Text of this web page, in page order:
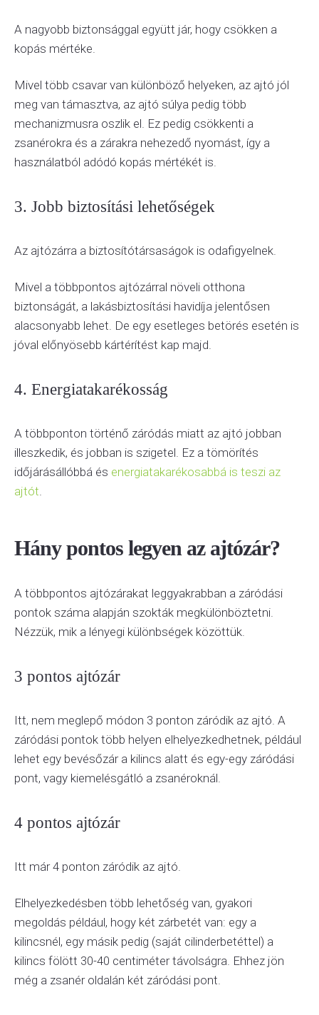
A nagyobb biztonsággal együtt jár, hogy csökken a
kopás mértéke.
Mivel több csavar van különböző helyeken, az ajtó jól
meg van támasztva, az ajtó súlya pedig több
mechanizmusra oszlik el. Ez pedig csökkenti a
zsanérokra és a zárakra nehezedő nyomást, így a
használatból adódó kopás mértékét is.
3. Jobb biztosítási lehetőségek
Az ajtózárra a biztosítótársaságok is odafigyelnek.
Mivel a többpontos ajtózárral növeli otthona
biztonságát, a lakásbiztosítási havidíja jelentősen
alacsonyabb lehet. De egy esetleges betörés esetén is
jóval előnyösebb kártérítést kap majd.
4. Energiatakarékosság
A többponton történő záródás miatt az ajtó jobban
illeszkedik, és jobban is szigetel. Ez a tömörítés
időjárásállóbbá és energiatakarékosabbá is teszi az
ajtót.
Hány pontos legyen az ajtózár?
A többpontos ajtózárakat leggyakrabban a záródási
pontok száma alapján szokták megkülönböztetni.
Nézzük, mik a lényegi különbségek közöttük.
3 pontos ajtózár
Itt, nem meglepő módon 3 ponton záródik az ajtó. A
záródási pontok több helyen elhelyezkedhetnek, például
lehet egy bevésőzár a kilincs alatt és egy-egy záródási
pont, vagy kiemelésgátló a zsanéroknál.
4 pontos ajtózár
Itt már 4 ponton záródik az ajtó.
Elhelyezkedésben több lehetőség van, gyakori
megoldás például, hogy két zárbetét van: egy a
kilincsnél, egy másik pedig (saját cilinderbetéttel) a
kilincs fölött 30-40 centiméter távolságra. Ehhez jön
még a zsanér oldalán két záródási pont.